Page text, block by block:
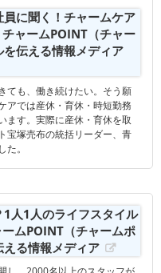
に聞く！チャームケア
ャームPOINT（チャー
伝える情報メディア
ても、働き続けたい。そう願
アでは産休・育休・時短勤務
ます。実際に産休・育休を取
宝塚売布の統括リーダー、青
。
1人1人のライフスタイル
ムPOINT（チャームポ
る情報メディア